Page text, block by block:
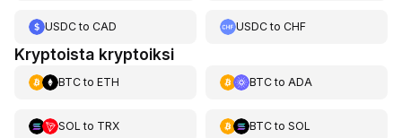
USDCto CAD USDCtoCHF
Kryptoista kryptoiksi
BTCto ETH BTCto ADA
SOL to TRX BTCto SOL